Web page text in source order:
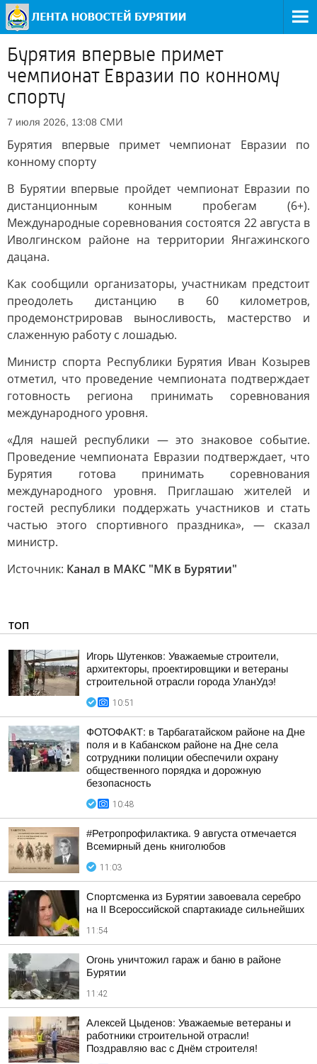
Бурятия впервые примет
чемпионат Евразии по конному
спорту
7 июля 2026, 13:08 СМИ
Бурятия впервые примет чемпионат Евразии по
конному спорту
В Бурятии впервые пройдет чемпионат Евразии по
дистанционным конным пробегам (6+).
Международные соревнования состоятся 22 августа в
Иволгинском районе на территории Янгажинского
дацана.
Как сообщили организаторы, участникам предстоит
преодолеть дистанцию в 60 километров,
продемонстрировав выносливость, мастерство и
слаженную работу с лошадью.
Министр спорта Республики Бурятия Иван Козырев
отметил, что проведение чемпионата подтверждает
готовность региона принимать соревнования
международного уровня.
«Для нашей республики — это знаковое событие.
Проведение чемпионата Евразии подтверждает, что
Бурятия готова принимать соревнования
международного уровня. Приглашаю жителей и
гостей республики поддержать участников и стать
частью этого спортивного праздника», — сказал
министр.
Источник: Канал в МАКС "МК в Бурятии"
ТОП
Игорь Шутенков: Уважаемые строители,
архитекторы, проектировщики и ветераны
строительной отрасли города УланУдэ!
10:51
ФОТОФАКТ: в Тарбагатайском районе на Дне
поля и в Кабанском районе на Дне села
сотрудники полиции обеспечили охрану
общественного порядка и дорожную
безопасность
10:48
#Ретропрофилактика. 9 августа отмечается
Всемирный день книголюбов
11:03
Спортсменка из Бурятии завоевала серебро
на II Всероссийской спартакиаде сильнейших
11:54
Огонь уничтожил гараж и баню в районе
Бурятии
11:42
Алексей Цыденов: Уважаемые ветераны и
работники строительной отрасли!
Поздравляю вас с Днём строителя!